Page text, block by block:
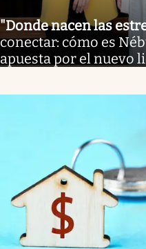
"Donde nacen las
conectar: cómo es
apuesta por el nuevo